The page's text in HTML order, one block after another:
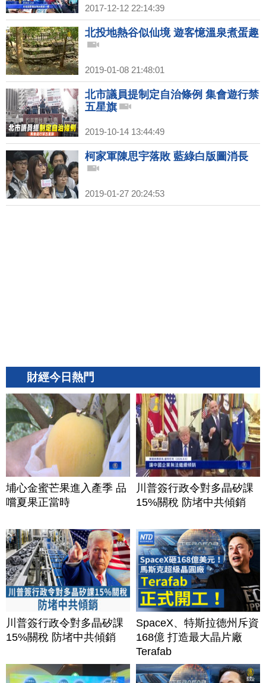
2017-12-12 22:14:39
北投地熱谷似仙境 遊客憶溫泉煮蛋趣
2019-01-08 21:48:01
北市議員提制定自治條例 集會遊行禁
五星旗
2019-10-14 13:44:49
柯家軍陳思宇落敗 藍綠白版圖消長
2019-01-27 20:24:53
財經今日熱門
埔心金蜜芒果進入產季 品
嚐夏果正當時
川普簽行政令對多晶矽課
15%關稅 防堵中共傾銷
川普簽行政令對多晶矽課
15%關稅 防堵中共傾銷
SpaceX、特斯拉德州斥資
168億 打造最大晶片廠
Terafab